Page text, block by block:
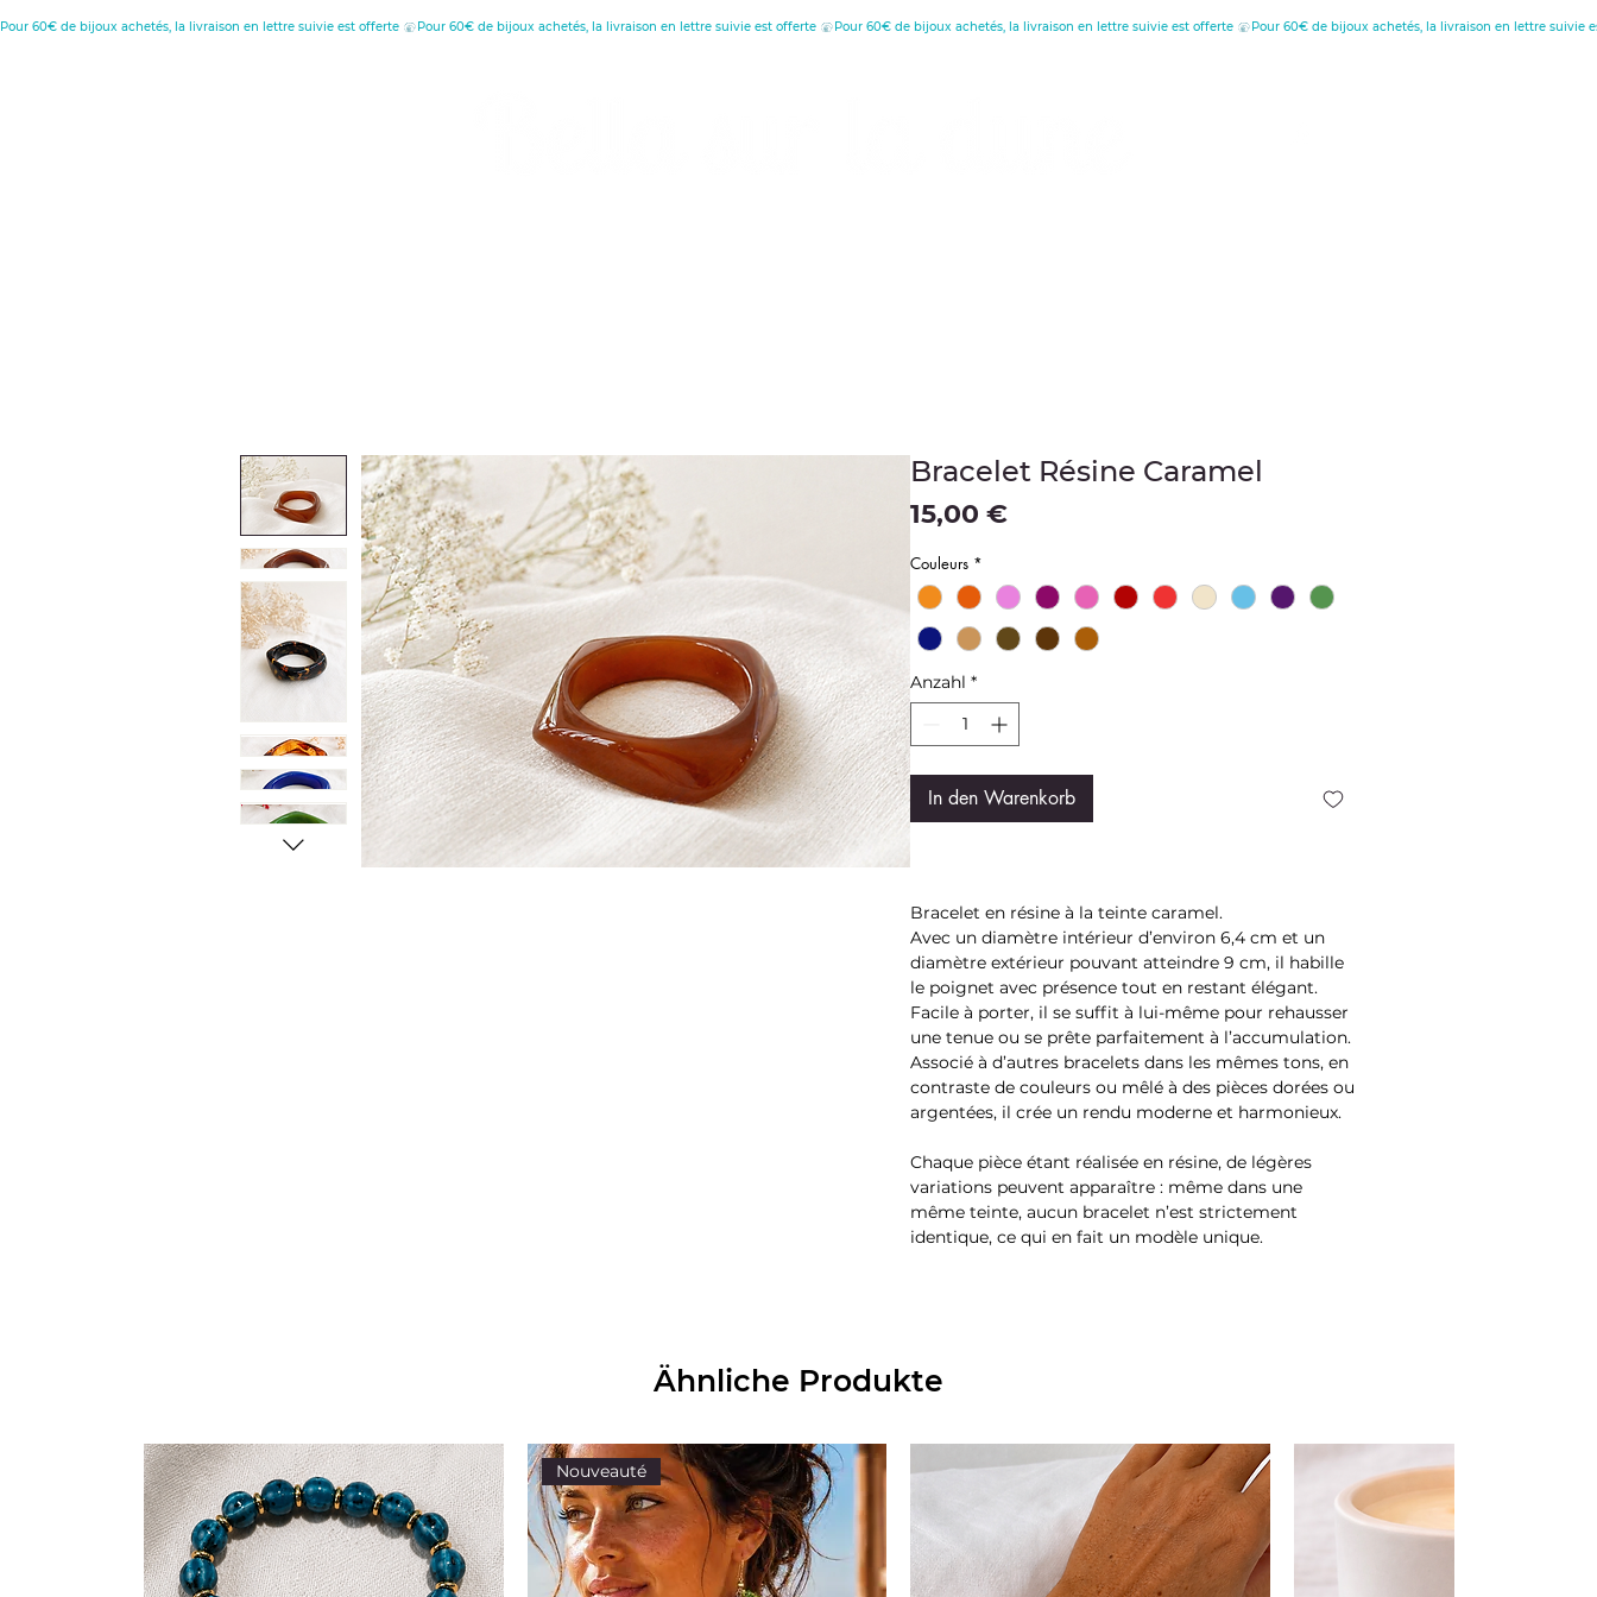
Pour 60€ de bijoux achetés, la livraison en lettre suivie est offerte
Bracelet Résine Caramel
15,00 €Preis
Couleurs *
Anzahl *
In den Warenkorb
Bracelet en résine à la teinte caramel.
Avec un diamètre intérieur d’environ 6,4 cm et un
diamètre extérieur pouvant atteindre 9 cm, il habille
le poignet avec présence tout en restant élégant.
Facile à porter, il se suffit à lui-même pour rehausser
une tenue ou se prête parfaitement à l’accumulation.
Associé à d’autres bracelets dans les mêmes tons, en
contraste de couleurs ou mêlé à des pièces dorées ou
argentées, il crée un rendu moderne et harmonieux.
Chaque pièce étant réalisée en résine, de légères
variations peuvent apparaître : même dans une
même teinte, aucun bracelet n’est strictement
identique, ce qui en fait un modèle unique.
Ähnliche Produkte
Nouveauté